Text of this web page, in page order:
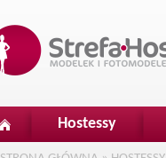
Hostessy